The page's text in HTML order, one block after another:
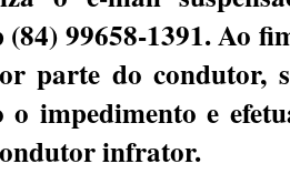
99658-1391. Ao
parte do condutor,
o impedimento e
infrator.